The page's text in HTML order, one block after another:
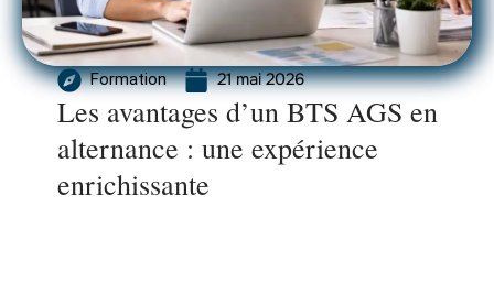
Formation 21 mai 2026
Les avantages d’un BTS AGS en
alternance : une expérience
enrichissante